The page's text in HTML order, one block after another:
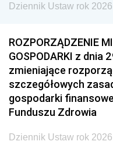
Dziennik Ustaw rok
ROZPORZĄDZENIE
GOSPODARKI z dnia
zmieniające
szczegółowych
gospodarki
Funduszu Zdrowia
Dziennik Ustaw rok 2026